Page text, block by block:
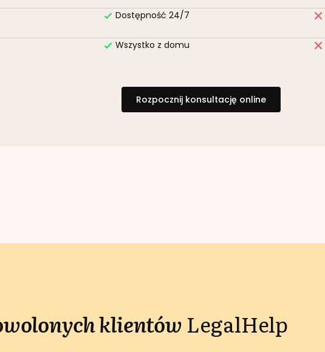
Dostępność 24/7
Wszystko z domu
Rozpocznij konsultację online
klientów LegalHelp